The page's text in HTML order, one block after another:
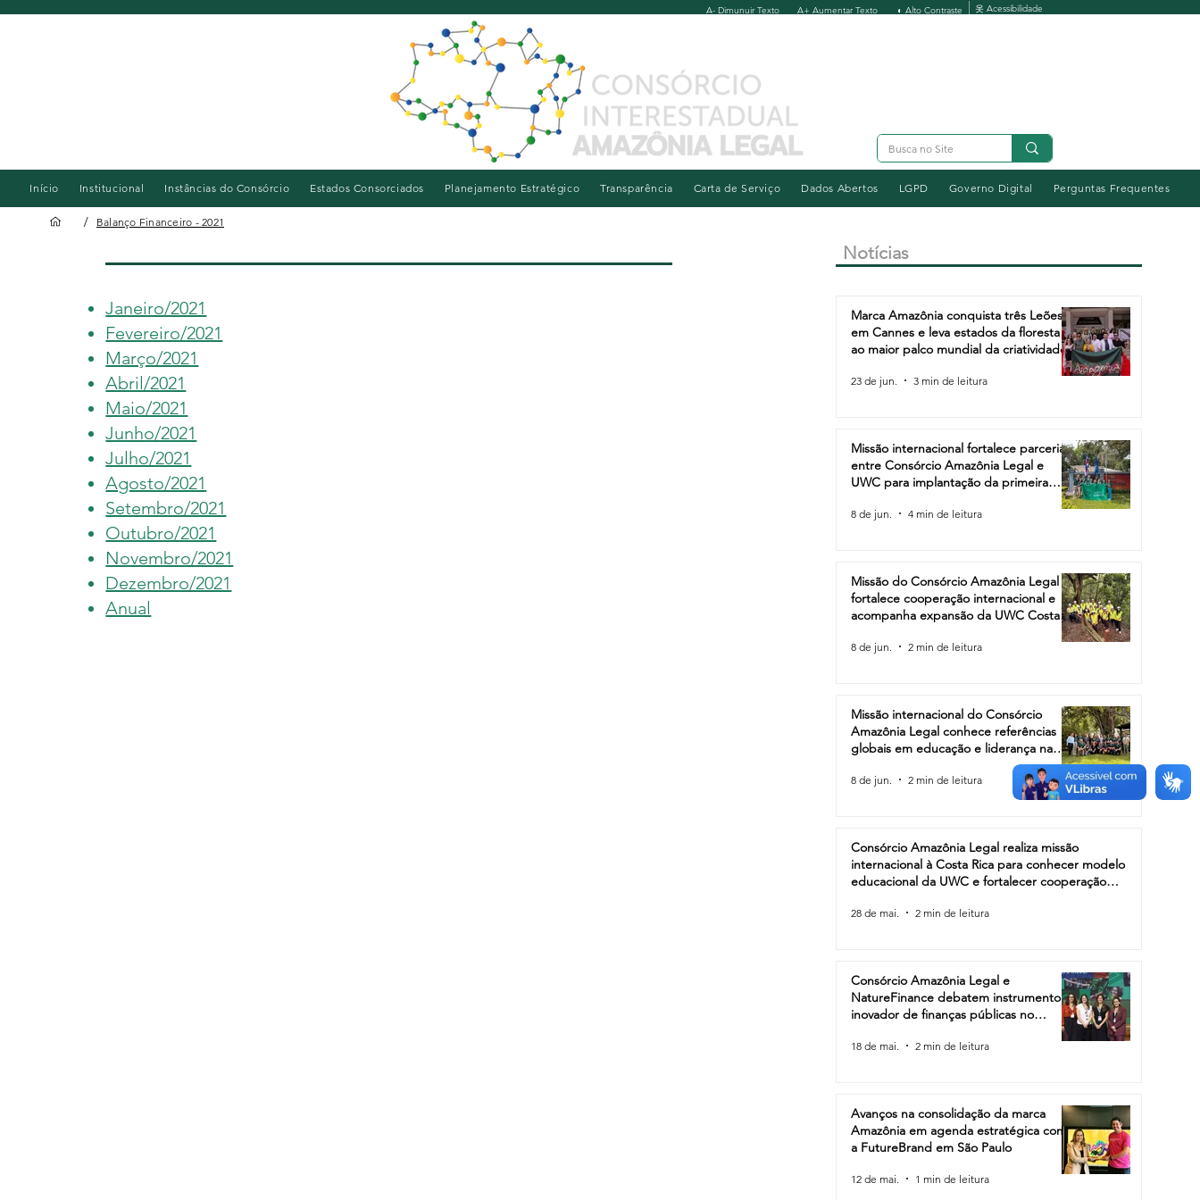
A+ Aumentar Texto ◐ Alto Contraste 옷 Acessibilidade
A- Dimunuir Texto
Início Institucional Instâncias do Consórcio Estados Consorciados Planejamento Estratégico Transparência Carta de Serviço Dados Abertos LGPD Governo Digital Perguntas Frequentes
Janeiro/2021
Fevereiro/2021
Março/2021
Abril/2021
Maio/2021
Junho/2021
Julho/2021
Agosto/2021
Setembro/2021
Outubro/2021
Novembro/2021
Dezembro/2021
Anual
Notícias
Marca Amazônia conquista três Leões
em Cannes e leva estados da floresta
ao maior palco mundial da criatividade
23 de jun. 3 min de leitura
Missão internacional fortalece parceria
entre Consórcio Amazônia Legal e
UWC para implantação da primeira
8 de jun. 4 min de leitura
Missão do Consórcio Amazônia Legal
fortalece cooperação internacional e
acompanha expansão da UWC Costa
8 de jun. 2 min de leitura
Missão internacional do Consórcio
Amazônia Legal conhece referências
globais em educação e liderança na
8 de jun. 2 min de leitura
Consórcio Amazônia Legal realiza missão
internacional à Costa Rica para conhecer modelo
educacional da UWC e fortalecer cooperação
28 de mai. 2 min de leitura
Consórcio Amazônia Legal e
NatureFinance debatem instrumento
inovador de finanças públicas no
18 de mai. 2 min de leitura
Avanços na consolidação da marca
Amazônia em agenda estratégica com
a FutureBrand em São Paulo
12 de mai. 1 min de leitura
/ Balanço Financeiro - 2021